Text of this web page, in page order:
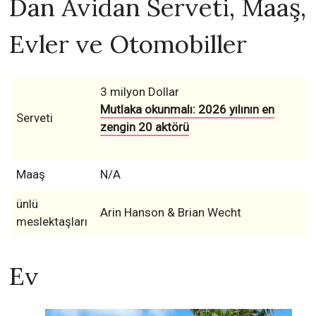
Dan Avidan Serveti, Maaş,
Evler ve Otomobiller
Serveti
3 milyon Dollar
Mutlaka okunmalı: 2026 yılının en
zengin 20 aktörü
Maaş N/A
ünlü
meslektaşları
Arin Hanson & Brian Wecht
Ev